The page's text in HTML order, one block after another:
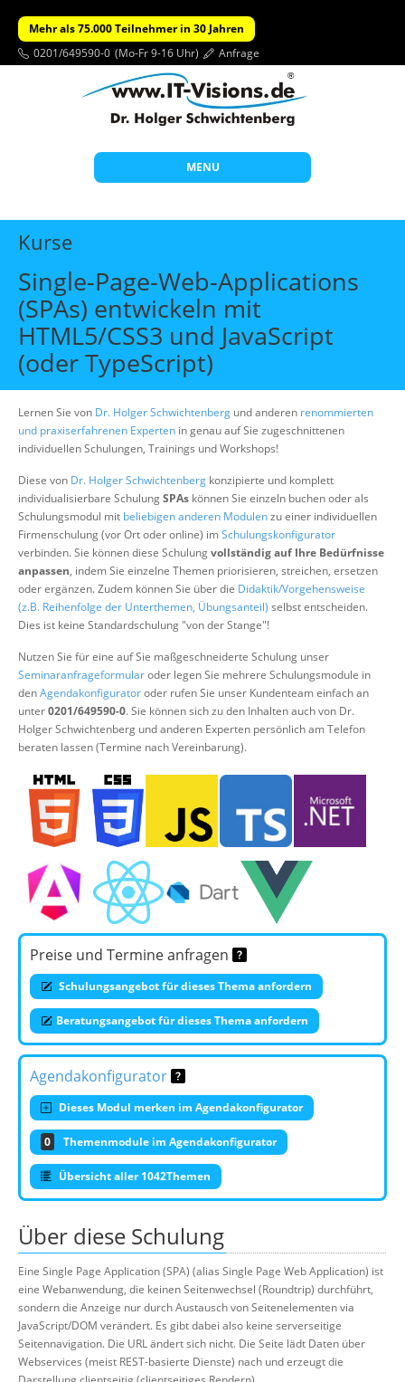
Mehr als 75.000 Teilnehmer in 30 Jahren
0201/649590-0 (Mo-Fr 9-16 Uhr) Anfrage
MENU
Start
Beratung
Individuelle Schulungen
Offene Seminare
Über uns
Suche
Kurse
Single-Page-Web-Applications
(SPAs) entwickeln mit
HTML5/CSS3 und JavaScript
(oder TypeScript)
Lernen Sie von Dr. Holger Schwichtenberg und anderen renommierten
und praxiserfahrenen Experten in genau auf Sie zugeschnittenen
individuellen Schulungen, Trainings und Workshops!
Diese von Dr. Holger Schwichtenberg konzipierte und komplett
individualisierbare SchulungSPAs können Sie einzeln buchen oder als
Schulungsmodul mit beliebigen anderen Modulenzu einer individuellen
Firmenschulung (vor Ort oder online) imSchulungskonfigurator
verbinden. Sie können diese Schulungvollständig auf Ihre Bedürfnisse
anpassen, indem Sie einzelne Themen priorisieren, streichen, ersetzen
oder ergänzen. Zudem können Sie über die Didaktik/Vorgehensweise
(z.B. Reihenfolge der Unterthemen, Übungsanteil) selbst entscheiden.
Dies ist keine Standardschulung "von der Stange"!
Nutzen Sie für eine auf Sie maßgeschneiderte Schulung unser
Seminaranfrageformularoder legen Sie mehrere Schulungsmodule in
denAgendakonfiguratoroder rufen Sie unser Kundenteam einfach an
unter0201/649590-0. Sie können sich zu den Inhalten auch von Dr.
Holger Schwichtenberg und anderen Experten persönlich am Telefon
beraten lassen (Termine nach Vereinbarung).
Preise und Termine anfragen
Schulungsangebot für dieses Thema anfordern
Beratungsangebot für dieses Thema anfordern
Agendakonfigurator
Dieses Modul merken im Agendakonfigurator
0 Themenmodule im Agendakonfigurator
Übersicht aller 1042Themen
Über diese Schulung
Eine Single Page Application (SPA) (alias Single Page Web Application) ist
eine Webanwendung, die keinen Seitenwechsel (Roundtrip) durchführt,
sondern die Anzeige nur durch Austausch von Seitenelementen via
JavaScript/DOM verändert. Es gibt dabei also keine serverseitige
Seitennavigation. Die URL ändert sich nicht. Die Seite lädt Daten über
Webservices (meist REST-basierte Dienste) nach und erzeugt die